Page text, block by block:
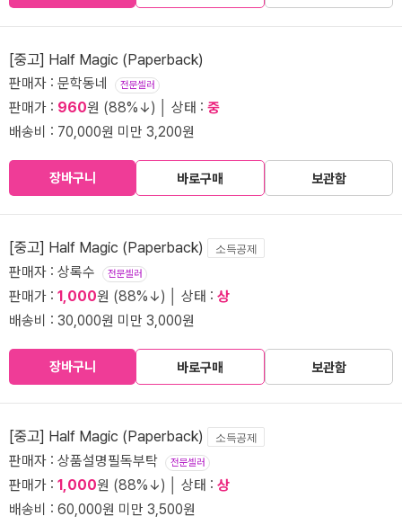
[중고] Half Magic (Paperback)
판매자 : 문학동네 전문셀러
판매가 : 960원 (88%↓) │ 상태 : 중
배송비 : 70,000원 미만 3,200원
장바구니 바로구매 보관함
[중고] Half Magic (Paperback) 소득공제
판매자 : 상록수 전문셀러
판매가 : 1,000원 (88%↓) │ 상태 : 상
배송비 : 30,000원 미만 3,000원
장바구니 바로구매 보관함
[중고] Half Magic (Paperback) 소득공제
판매자 : 상품설명필독부탁 전문셀러
판매가 : 1,000원 (88%↓) │ 상태 : 상
배송비 : 60,000원 미만 3,500원